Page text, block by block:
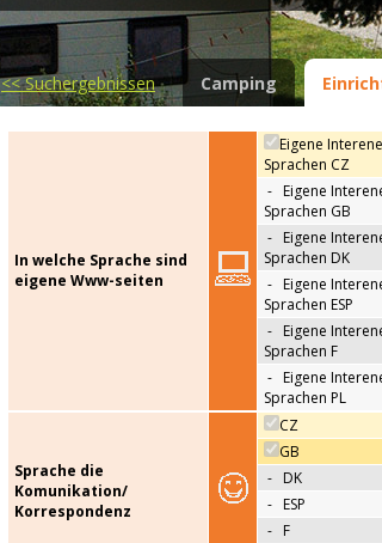
<<Suchergebnissen Camping
In welche Sprache sind
eigene Www-seiten
Eigene
Sprachen CZ
- Eigene
Sprachen GB
- Eigene
Sprachen DK
- Eigene
Sprachen ESP
- Eigene
Sprachen F
- Eigene
Sprachen PL
Sprache die
Komunikation/
Korrespondenz
CZ
GB
- DK
- ESP
- F